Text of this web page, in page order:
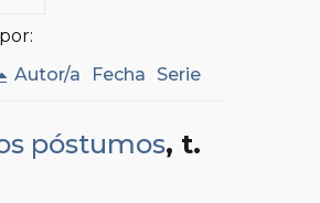
Autor/a Fecha Serie
póstumos, t.